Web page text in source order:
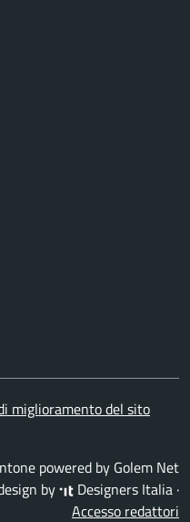
miglioramento del sito
powered by Golem Net
by Designers Italia ·
Accesso redattori